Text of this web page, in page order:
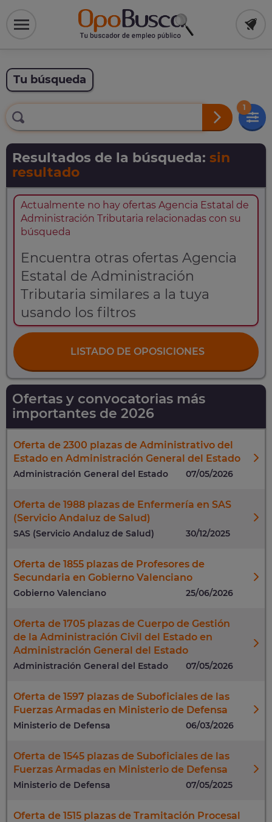
Tu búsqueda
1
Resultados de la búsqueda: sin
resultado
Actualmente no hay ofertas Agencia Estatal de
Administración Tributaria relacionadas con su
búsqueda
Encuentra otras ofertas Agencia
Estatal de Administración
Tributaria similares a la tuya
usando los filtros
LISTADO DE OPOSICIONES
Ofertas y convocatorias más
importantes de 2026
Oferta de 2300 plazas de Administrativo del
Estado en Administración General del Estado
Administración General del Estado 07/05/2026
Oferta de 1988 plazas de Enfermería en SAS
(Servicio Andaluz de Salud)
SAS (Servicio Andaluz de Salud) 30/12/2025
Oferta de 1855 plazas de Profesores de
Secundaria en Gobierno Valenciano
Gobierno Valenciano 25/06/2026
Oferta de 1705 plazas de Cuerpo de Gestión
de la Administración Civil del Estado en
Administración General del Estado
Administración General del Estado 07/05/2026
Oferta de 1597 plazas de Suboficiales de las
Fuerzas Armadas en Ministerio de Defensa
Ministerio de Defensa 06/03/2026
Oferta de 1545 plazas de Suboficiales de las
Fuerzas Armadas en Ministerio de Defensa
Ministerio de Defensa 07/05/2025
Oferta de 1515 plazas de Tramitación Procesal